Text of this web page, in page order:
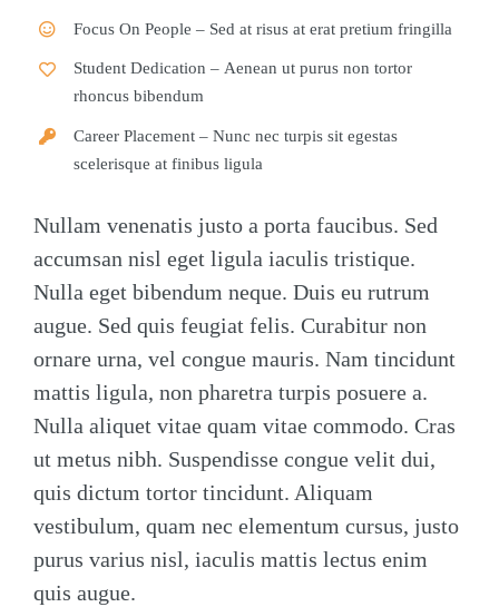
Focus On People – Sed at risus at erat pretium fringilla
Student Dedication – Aenean ut purus non tortor
rhoncus bibendum
Career Placement – Nunc nec turpis sit egestas
scelerisque at finibus ligula
Nullam venenatis justo a porta faucibus. Sed
accumsan nisl eget ligula iaculis tristique.
Nulla eget bibendum neque. Duis eu rutrum
augue. Sed quis feugiat felis. Curabitur non
ornare urna, vel congue mauris. Nam tincidunt
mattis ligula, non pharetra turpis posuere a.
Nulla aliquet vitae quam vitae commodo. Cras
ut metus nibh. Suspendisse congue velit dui,
quis dictum tortor tincidunt. Aliquam
vestibulum, quam nec elementum cursus, justo
purus varius nisl, iaculis mattis lectus enim
quis augue.